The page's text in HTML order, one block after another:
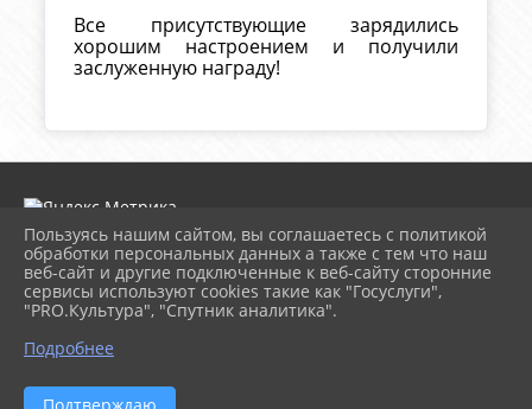
Все присутствующие зарядились
хорошим настроением и получили
заслуженную награду!
2026 г. lukcbs.ru
Вход
Карта сайта
Политика обработки персональных данных
Сделано на KubCMS
Разработка и поддержка
Пользуясь нашим сайтом, вы соглашаетесь с политикой
обработки персональных данных а также с тем что наш
веб-сайт и другие подключенные к веб-сайту сторонние
сервисы используют cookies такие как "Госуслуги",
"PRO.Культура", "Спутник аналитика".
Подробнее